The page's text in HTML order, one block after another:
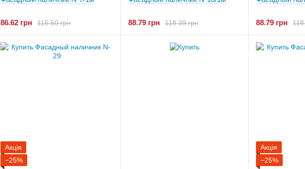
115.50 грн
86.62 грн 118.39 грн
88.79 грн 88.79 грн
Акція
−25%
Акція
−25%